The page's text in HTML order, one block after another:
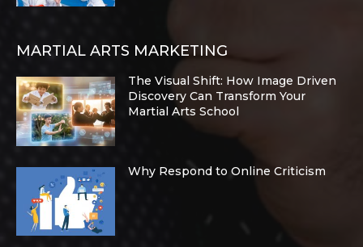
MARTIAL ARTS MARKETING
The Visual Shift: How Image Driven
Discovery Can Transform Your
Martial Arts School
Why Respond to Online Criticism